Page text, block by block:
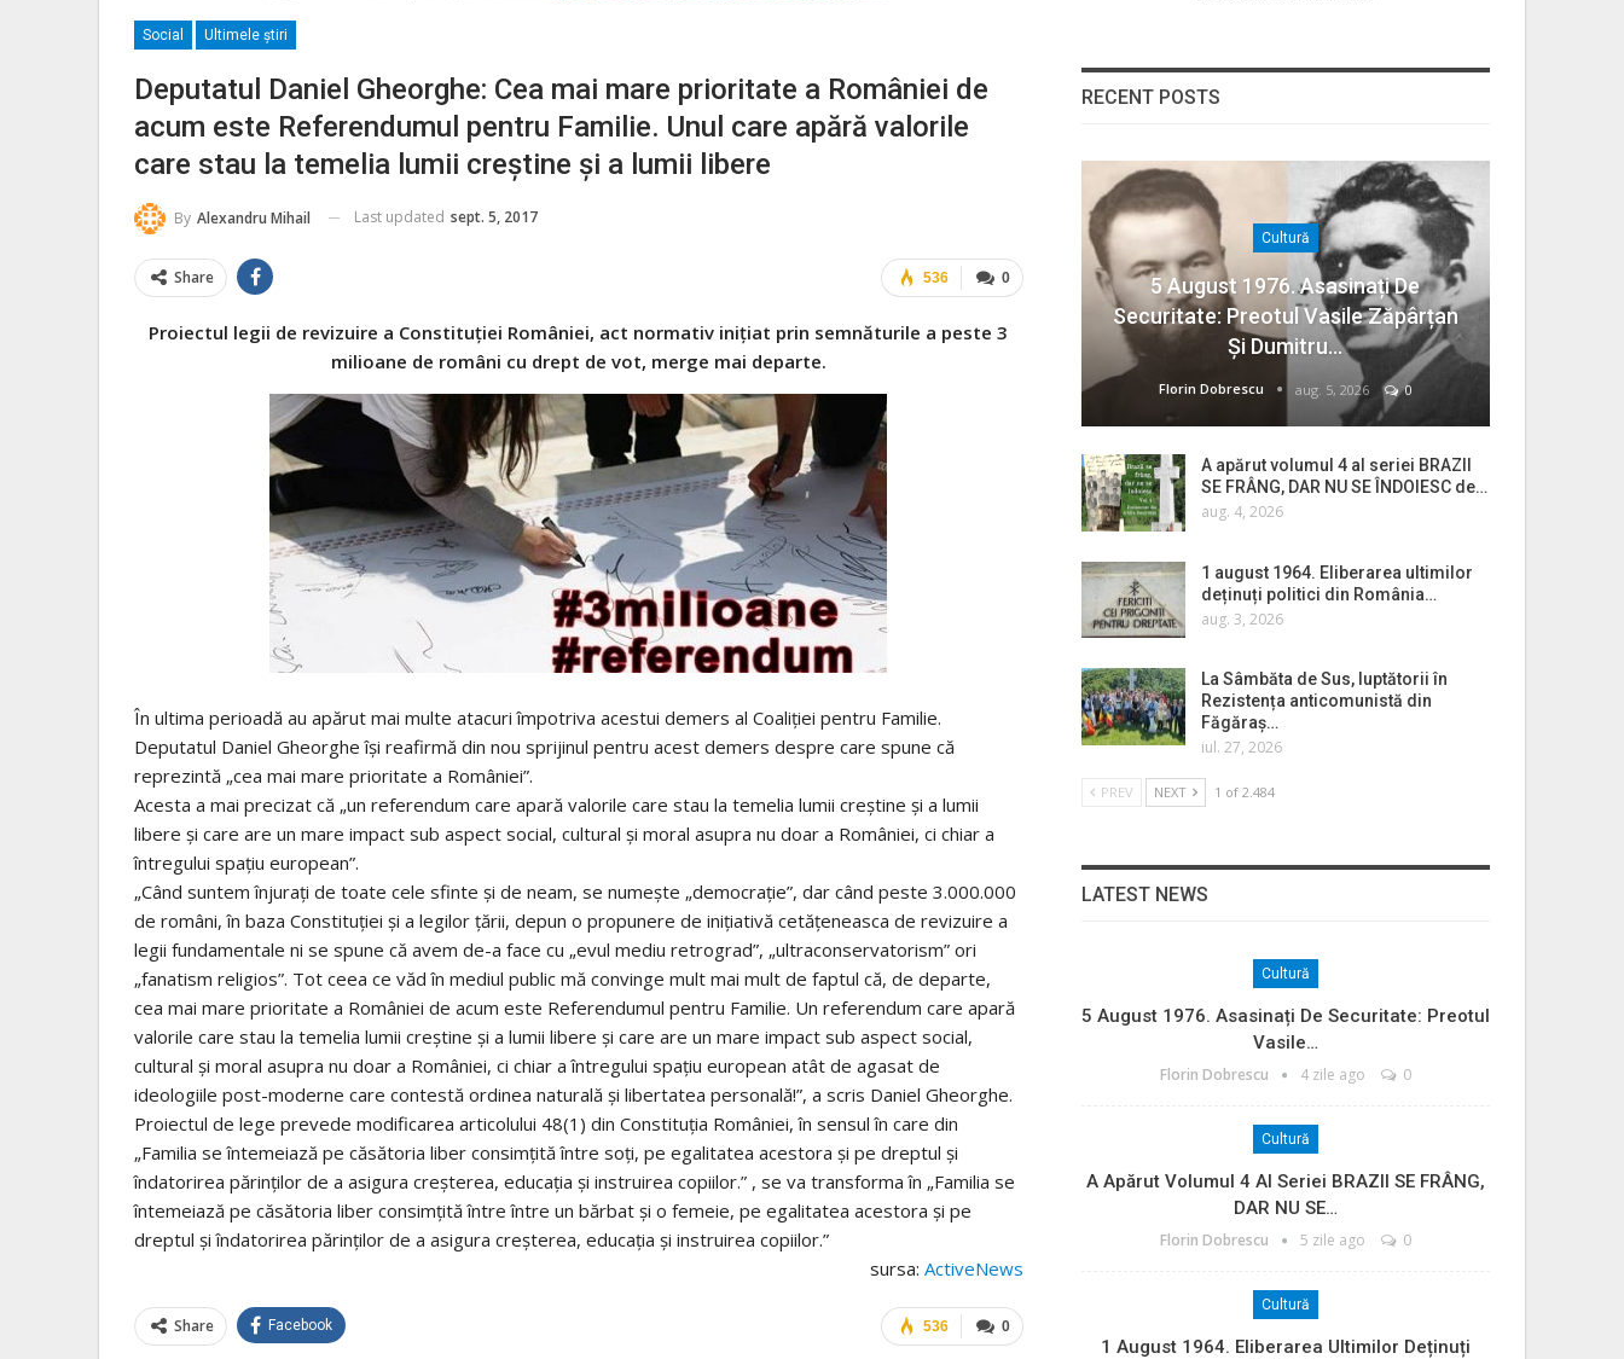
Social Ultimele ştiri
Deputatul Daniel Gheorghe: Cea mai mare prioritate a României de
acum este Referendumul pentru Familie. Unul care apără valorile
care stau la temelia lumii creștine și a lumii libere
By Alexandru Mihail Last updated sept. 5, 2017
0
536
Share
Proiectul legii de revizuire a Constituției României, act normativ inițiat prin semnăturile a peste 3
milioane de români cu drept de vot, merge mai departe.
În ultima perioadă au apărut mai multe atacuri împotriva acestui demers al Coaliției pentru Familie.
Deputatul Daniel Gheorghe își reafirmă din nou sprijinul pentru acest demers despre care spune că
reprezintă „cea mai mare prioritate a României”.
Acesta a mai precizat că „un referendum care apară valorile care stau la temelia lumii creștine și a lumii
libere și care are un mare impact sub aspect social, cultural și moral asupra nu doar a României, ci chiar a
întregului spațiu european”.
„Când suntem înjurați de toate cele sfinte și de neam, se numește „democrație”, dar când peste 3.000.000
de români, în baza Constituției și a legilor țării, depun o propunere de inițiativă cetățeneasca de revizuire a
legii fundamentale ni se spune că avem de-a face cu „evul mediu retrograd”, „ultraconservatorism” ori
„fanatism religios”. Tot ceea ce văd în mediul public mă convinge mult mai mult de faptul că, de departe,
cea mai mare prioritate a României de acum este Referendumul pentru Familie. Un referendum care apară
valorile care stau la temelia lumii creștine și a lumii libere și care are un mare impact sub aspect social,
cultural și moral asupra nu doar a României, ci chiar a întregului spațiu european atât de agasat de
ideologiile post-moderne care contestă ordinea naturală și libertatea personală!”, a scris Daniel Gheorghe.
Proiectul de lege prevede modificarea articolului 48(1) din Constituția României, în sensul în care din
„Familia se întemeiază pe căsătoria liber consimțită între soți, pe egalitatea acestora și pe dreptul și
îndatorirea părinților de a asigura creșterea, educația și instruirea copiilor.” , se va transforma în „Familia se
întemeiază pe căsătoria liber consimțită între între un bărbat și o femeie, pe egalitatea acestora și pe
dreptul și îndatorirea părinților de a asigura creșterea, educația și instruirea copiilor.”
sursa: ActiveNews
0
536
Share Facebook
RECENT POSTS
Cultură
5 August 1976. Asasinați De
Securitate: Preotul Vasile Zăpârțan
Și Dumitru…
Florin Dobrescu aug. 5, 2026 0
A apărut volumul 4 al seriei BRAZII
SE FRÂNG, DAR NU SE ÎNDOIESC de…
aug. 4, 2026
1 august 1964. Eliberarea ultimilor
deținuți politici din România…
aug. 3, 2026
La Sâmbăta de Sus, luptătorii în
Rezistența anticomunistă din
Făgăraș…
iul. 27, 2026
PREV NEXT 1 of 2.484
LATEST NEWS
Cultură
5 August 1976. Asasinați De Securitate: Preotul
Vasile…
Florin Dobrescu 4 zile ago 0
Cultură
A Apărut Volumul 4 Al Seriei BRAZII SE FRÂNG,
DAR NU SE…
Florin Dobrescu 5 zile ago 0
Cultură
1 August 1964. Eliberarea Ultimilor Deținuți